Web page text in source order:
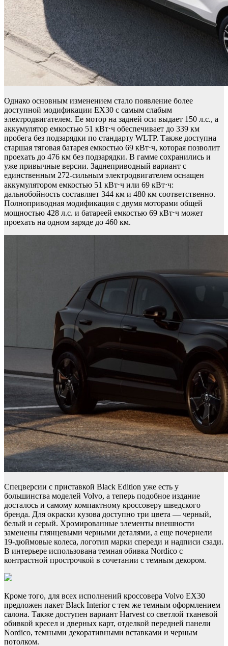
Однако основным изменением стало появление более
доступной модификации EX30 с самым слабым
электродвигателем. Ее мотор на задней оси выдает 150 л.с., а
аккумулятор емкостью 51 кВт⋅ч обеспечивает до 339 км
пробега без подзарядки по стандарту WLTP. Также доступна
старшая тяговая батарея емкостью 69 кВт⋅ч, которая позволит
проехать до 476 км без подзарядки. В гамме сохранились и
уже привычные версии. Заднеприводный вариант с
единственным 272-сильным электродвигателем оснащен
аккумулятором емкостью 51 кВт⋅ч или 69 кВт⋅ч:
дальнобойность составляет 344 км и 480 км соответственно.
Полноприводная модификация с двумя моторами общей
мощностью 428 л.с. и батареей емкостью 69 кВт⋅ч может
проехать на одном заряде до 460 км.
Спецверсии с приставкой Black Edition уже есть у
большинства моделей Volvo, а теперь подобное издание
досталось и самому компактному кроссоверу шведского
бренда. Для окраски кузова доступно три цвета — черный,
белый и серый. Хромированные элементы внешности
заменены глянцевыми черными деталями, а еще почернели
19-дюймовые колеса, логотип марки спереди и надписи сзади.
В интерьере использована темная обивка Nordico с
контрастной прострочкой в сочетании с темным декором.
Кроме того, для всех исполнений кроссовера Volvo EX30
предложен пакет Black Interior с тем же темным оформлением
салона. Также доступен вариант Harvest со светлой тканевой
обивкой кресел и дверных карт, отделкой передней панели
Nordico, темными декоративными вставками и черным
потолком.